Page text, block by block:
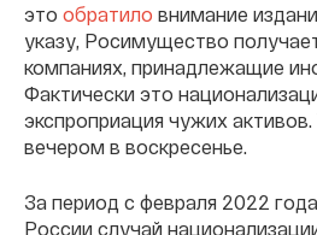
это обратило внимание
указу, Росимущество
компаниях, принадлежащие
Фактически это
экспроприация чужих
вечером в воскресенье.
За период с февраля 2022
России случай